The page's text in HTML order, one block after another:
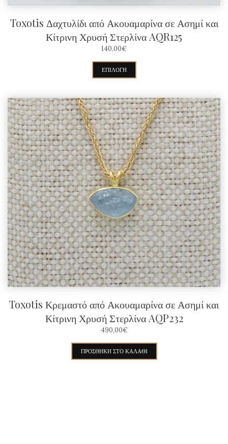
Toxotis Δαχτυλίδι από Ακουαμαρίνα σε Ασημί και
Κίτρινη Χρυσή Στερλίνα AQR125
140,00€
ΕΠΙΛΟΓΉ
προϊόν
έχει
πολλαπλές
παραλλαγές.
Οι
επιλογές
μπορούν
να
επιλεγούν
στη
σελίδα
του
προϊόντος
Toxotis Κρεμαστό από Ακουαμαρίνα σε Ασημί και
Κίτρινη Χρυσή Στερλίνα AQP232
490,00€
ΠΡΟΣΘΉΚΗ ΣΤΟ ΚΑΛΆΘΙ